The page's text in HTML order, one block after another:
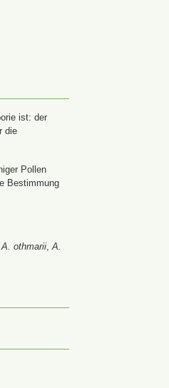
ist: der
die
Pollen
Bestimmung
A. othmarii,A.